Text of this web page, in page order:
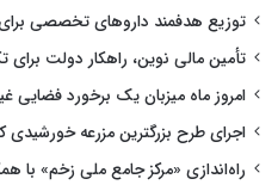
توزیع هدفمند داروهای تخصصی برای
تأمین مالی نوین، راهکار دولت
امروز ماه میزبان یک برخورد فضایی
اجرای طرح بزرگترین مزرعه خورشیدی
راه‌اندازی «مرکز جامع ملی زخم» با